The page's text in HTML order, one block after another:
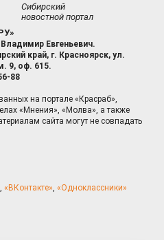
Сибирский
новостной портал
Евгеньевич.
край, г. Красноярск, ул.
9, оф. 615.
88
на портале «Красраб»,
«Мнения», «Молва», а также
сайта могут не совпадать
, «ВКонтакте», «Одноклассники»